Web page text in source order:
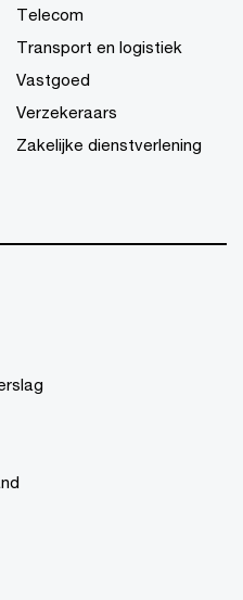
Telecom
Transport en logistiek
Vastgoed
Verzekeraars
Zakelijke dienstverlening